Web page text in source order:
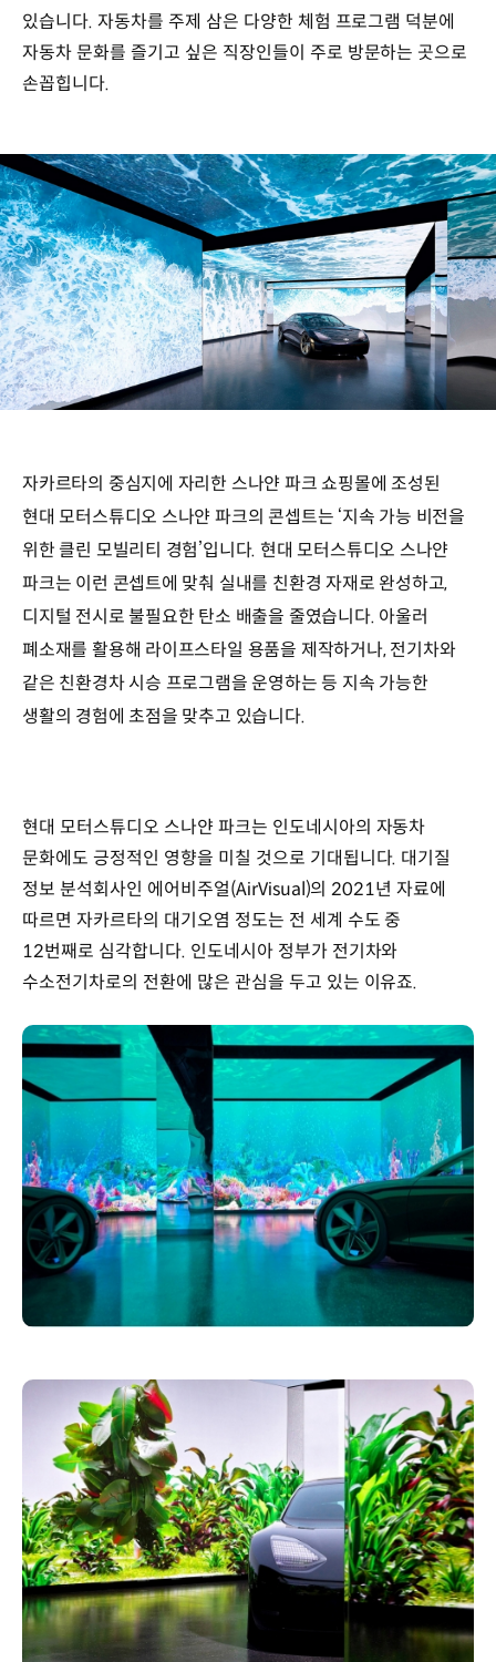
있습니다. 자동차를 주제 삼은 다양한 체험 프로그램 덕분에
자동차 문화를 즐기고 싶은 직장인들이 주로 방문하는 곳으로
손꼽힙니다.
자카르타의 중심지에 자리한 스나얀 파크 쇼핑몰에 조성된
현대 모터스튜디오 스나얀 파크의 콘셉트는 ‘지속 가능 비전을
위한 클린 모빌리티 경험’입니다. 현대 모터스튜디오 스나얀
파크는 이런 콘셉트에 맞춰 실내를 친환경 자재로 완성하고,
디지털 전시로 불필요한 탄소 배출을 줄였습니다. 아울러
폐소재를 활용해 라이프스타일 용품을 제작하거나, 전기차와
같은 친환경차 시승 프로그램을 운영하는 등 지속 가능한
생활의 경험에 초점을 맞추고 있습니다.
현대 모터스튜디오 스나얀 파크는 인도네시아의 자동차
문화에도 긍정적인 영향을 미칠 것으로 기대됩니다. 대기질
정보 분석회사인 에어비주얼(AirVisual)의 2021년 자료에
따르면 자카르타의 대기오염 정도는 전 세계 수도 중
12번째로 심각합니다. 인도네시아 정부가 전기차와
수소전기차로의 전환에 많은 관심을 두고 있는 이유죠.